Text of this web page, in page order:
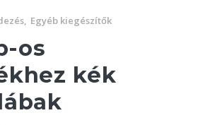
Egyéb kiegészítők
os
kék